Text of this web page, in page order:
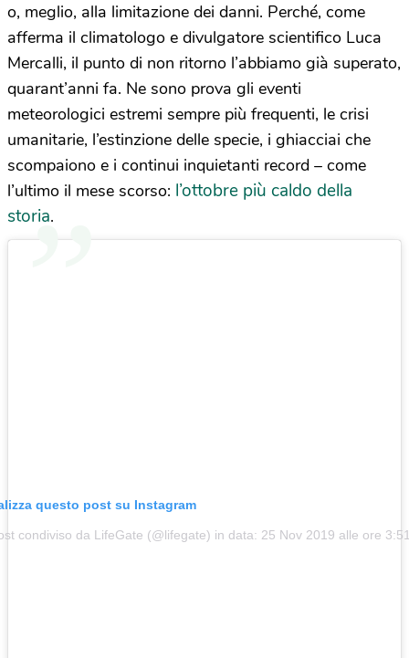
o, meglio, alla limitazione dei danni. Perché, come
afferma il climatologo e divulgatore scientifico Luca
Mercalli, il punto di non ritorno l’abbiamo già superato,
quarant’anni fa. Ne sono prova gli eventi
meteorologici estremi sempre più frequenti, le crisi
umanitarie, l’estinzione delle specie, i ghiacciai che
scompaiono e i continui inquietanti record – come
l’ultimo il mese scorso: l’ottobre più caldo della
storia.
questo post su Instagram
condiviso da LifeGate (@lifegate) in data: 25 Nov 2019 alle ore